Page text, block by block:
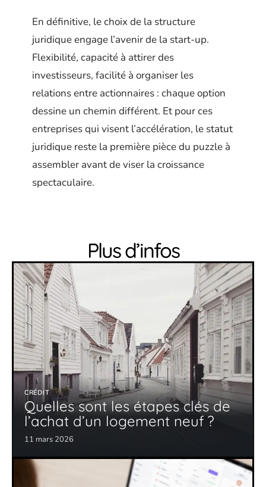
En définitive, le choix de la structure
juridique engage l’avenir de la start-up.
Flexibilité, capacité à attirer des
investisseurs, facilité à organiser les
relations entre actionnaires : chaque option
dessine un chemin différent. Et pour ces
entreprises qui visent l’accélération, le statut
juridique reste la première pièce du puzzle à
assembler avant de viser la croissance
spectaculaire.
Plus d’infos
CRÉDIT
Quelles sont les étapes clés de
l’achat d’un logement neuf ?
11 mars 2026